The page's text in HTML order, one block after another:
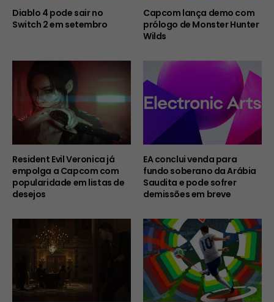
Diablo 4 pode sair no
Switch 2 em setembro
Capcom lança demo com
prólogo de Monster Hunter
Wilds
Resident Evil Veronica já
empolga a Capcom com
popularidade em listas de
desejos
EA conclui venda para
fundo soberano da Arábia
Saudita e pode sofrer
demissões em breve